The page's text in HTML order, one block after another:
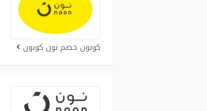
كوبون خصم نون كوبون